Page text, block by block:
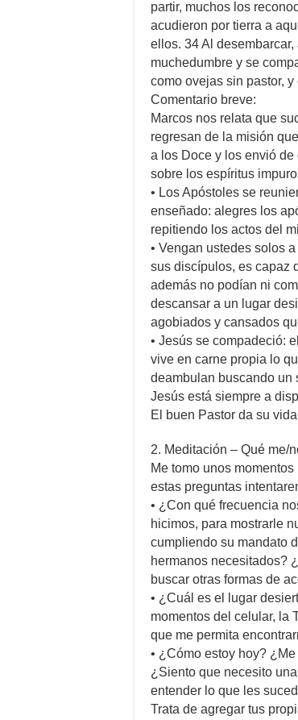
partir, muchos los
acudieron por tierra a
ellos. 34 Al
muchedumbre y se
como ovejas sin pastor,
Comentario breve:
Marcos nos relata que
regresan de la misión
a los Doce y los envió
sobre los espíritus
• Los Apóstoles se
enseñado: alegres los
repitiendo los actos del
• Vengan ustedes solos
sus discípulos, es capaz
además no podían ni
descansar a un lugar
agobiados y cansados
• Jesús se compadeció:
vive en carne propia lo
deambulan buscando un
Jesús está siempre a
El buen Pastor da su
2. Meditación – Qué me/
Me tomo unos
estas preguntas
• ¿Con qué frecuencia
hicimos, para mostrarle
cumpliendo su mandato
hermanos necesitados?
buscar otras formas de
• ¿Cuál es el lugar
momentos del celular, la
que me permita
• ¿Cómo estoy hoy?
¿Siento que necesito
entender lo que les
Trata de agregar tus